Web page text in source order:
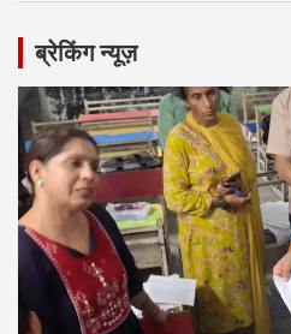
ब्रेकिंग न्यूज़